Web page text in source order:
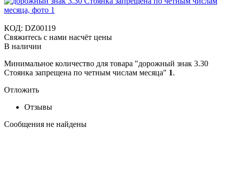
КОД: DZ00119
Свяжитесь с нами насчёт цены
В наличии
Минимальное количество для товара "дорожный знак 3.30
Стоянка запрещена по четным числам месяца" 1.
Отложить
Отзывы
Сообщения не найдены